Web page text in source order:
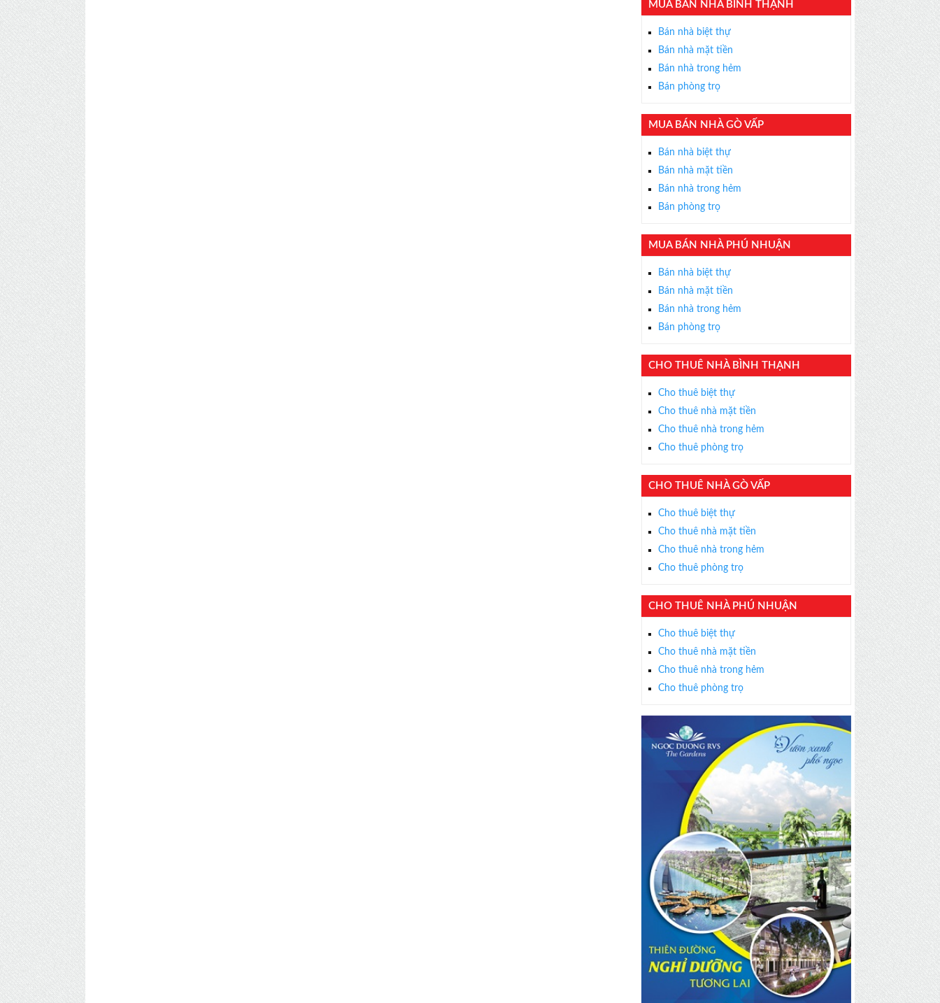
TƯ VẤN MIỄN PHÍ
Với hơn 1000 căn nhà và 50 sales thân thiện, nhiệt tình,
×
MUA BÁN NHÀ BÌNH THẠNH
Bán nhà biệt thự
Bán nhà mặt tiền
Bán nhà trong hẻm
Bán phòng trọ
MUA BÁN NHÀ GÒ VẤP
Bán nhà biệt thự
Bán nhà mặt tiền
Bán nhà trong hẻm
Bán phòng trọ
MUA BÁN NHÀ PHÚ NHUẬN
Bán nhà biệt thự
Bán nhà mặt tiền
Bán nhà trong hẻm
Bán phòng trọ
CHO THUÊ NHÀ BÌNH THẠNH
Cho thuê biệt thự
Cho thuê nhà mặt tiền
Cho thuê nhà trong hẻm
Cho thuê phòng trọ
CHO THUÊ NHÀ GÒ VẤP
Cho thuê biệt thự
Cho thuê nhà mặt tiền
Cho thuê nhà trong hẻm
Cho thuê phòng trọ
CHO THUÊ NHÀ PHÚ NHUẬN
Cho thuê biệt thự
Cho thuê nhà mặt tiền
Cho thuê nhà trong hẻm
Cho thuê phòng trọ